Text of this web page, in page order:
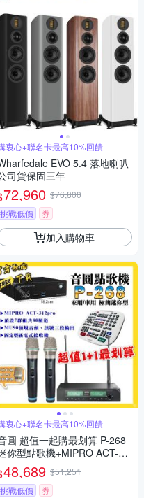
衷心+聯名卡最高10%回饋
EVO 5.4 落地喇叭
司貨保固三年
72,960 $76,800
挑戰低價
券
加入購物車
衷心+聯名卡最高10%回饋
圓 超值一起購最划算 P-268
你型點歌機+MIPRO ACT-31
2pro 電容音頭無線麥克風
48,689 $51,251
挑戰低價
券